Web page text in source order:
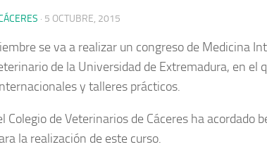
· 5 OCTUBRE, 2015
se va a realizar un congreso de Medicina
de la Universidad de Extremadura, en el
y talleres prácticos.
Colegio de Veterinarios de Cáceres ha acordado
la realización de este curso.